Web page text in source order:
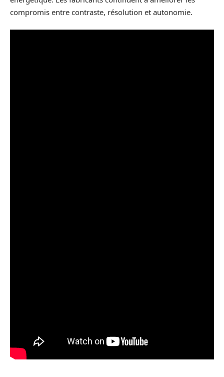
compromis entre contraste, résolution et autonomie.